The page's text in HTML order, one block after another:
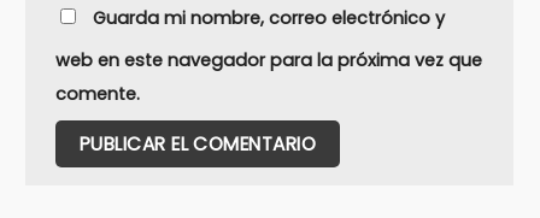
Guarda mi nombre, correo electrónico y
web en este navegador para la próxima vez que
comente.